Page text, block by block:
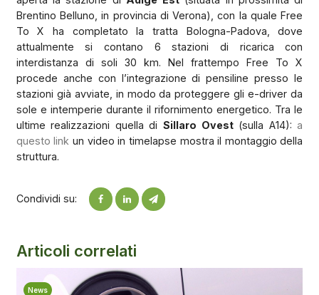
Brentino Belluno, in provincia di Verona), con la quale Free
To X ha completato la tratta Bologna-Padova, dove
attualmente si contano 6 stazioni di ricarica con
interdistanza di soli 30 km. Nel frattempo Free To X
procede anche con l’integrazione di pensiline presso le
stazioni già avviate, in modo da proteggere gli e-driver da
sole e intemperie durante il rifornimento energetico. Tra le
ultime realizzazioni quella di Sillaro Ovest(sulla A14):a
questo link un video in timelapse mostra il montaggio della
struttura.
Condividi su:
Articoli correlati
News